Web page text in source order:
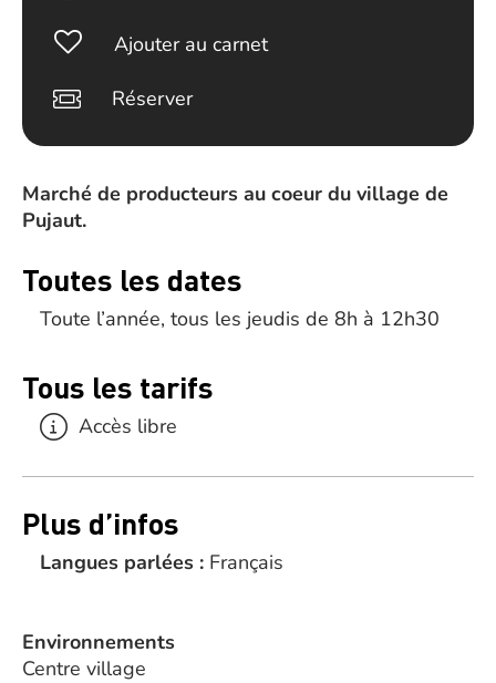
Marché de producteurs au coeur du village de
Pujaut.
Toutes les dates
Toute l’année, tous les jeudis de 8h à 12h30
Tous les tarifs
Accès libre
Plus d’infos
Langues parlées : Français
Environnements
Centre village
Ajouter au carnet
Réserver